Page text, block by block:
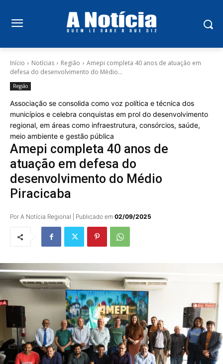
Início Notícias Região
Amepi completa 40 anos de atuação em
defesa do desenvolvimento do Médio...
Região
Associação se consolida como voz política e técnica dos
municípios e celebra conquistas em prol do desenvolvimento
regional, em áreas como infraestrutura, consórcios, saúde,
meio ambiente e gestão pública
Amepi completa 40 anos de
atuação em defesa do
desenvolvimento do Médio
Piracicaba
Por A Notícia Regional | Publicado em 02/09/2025